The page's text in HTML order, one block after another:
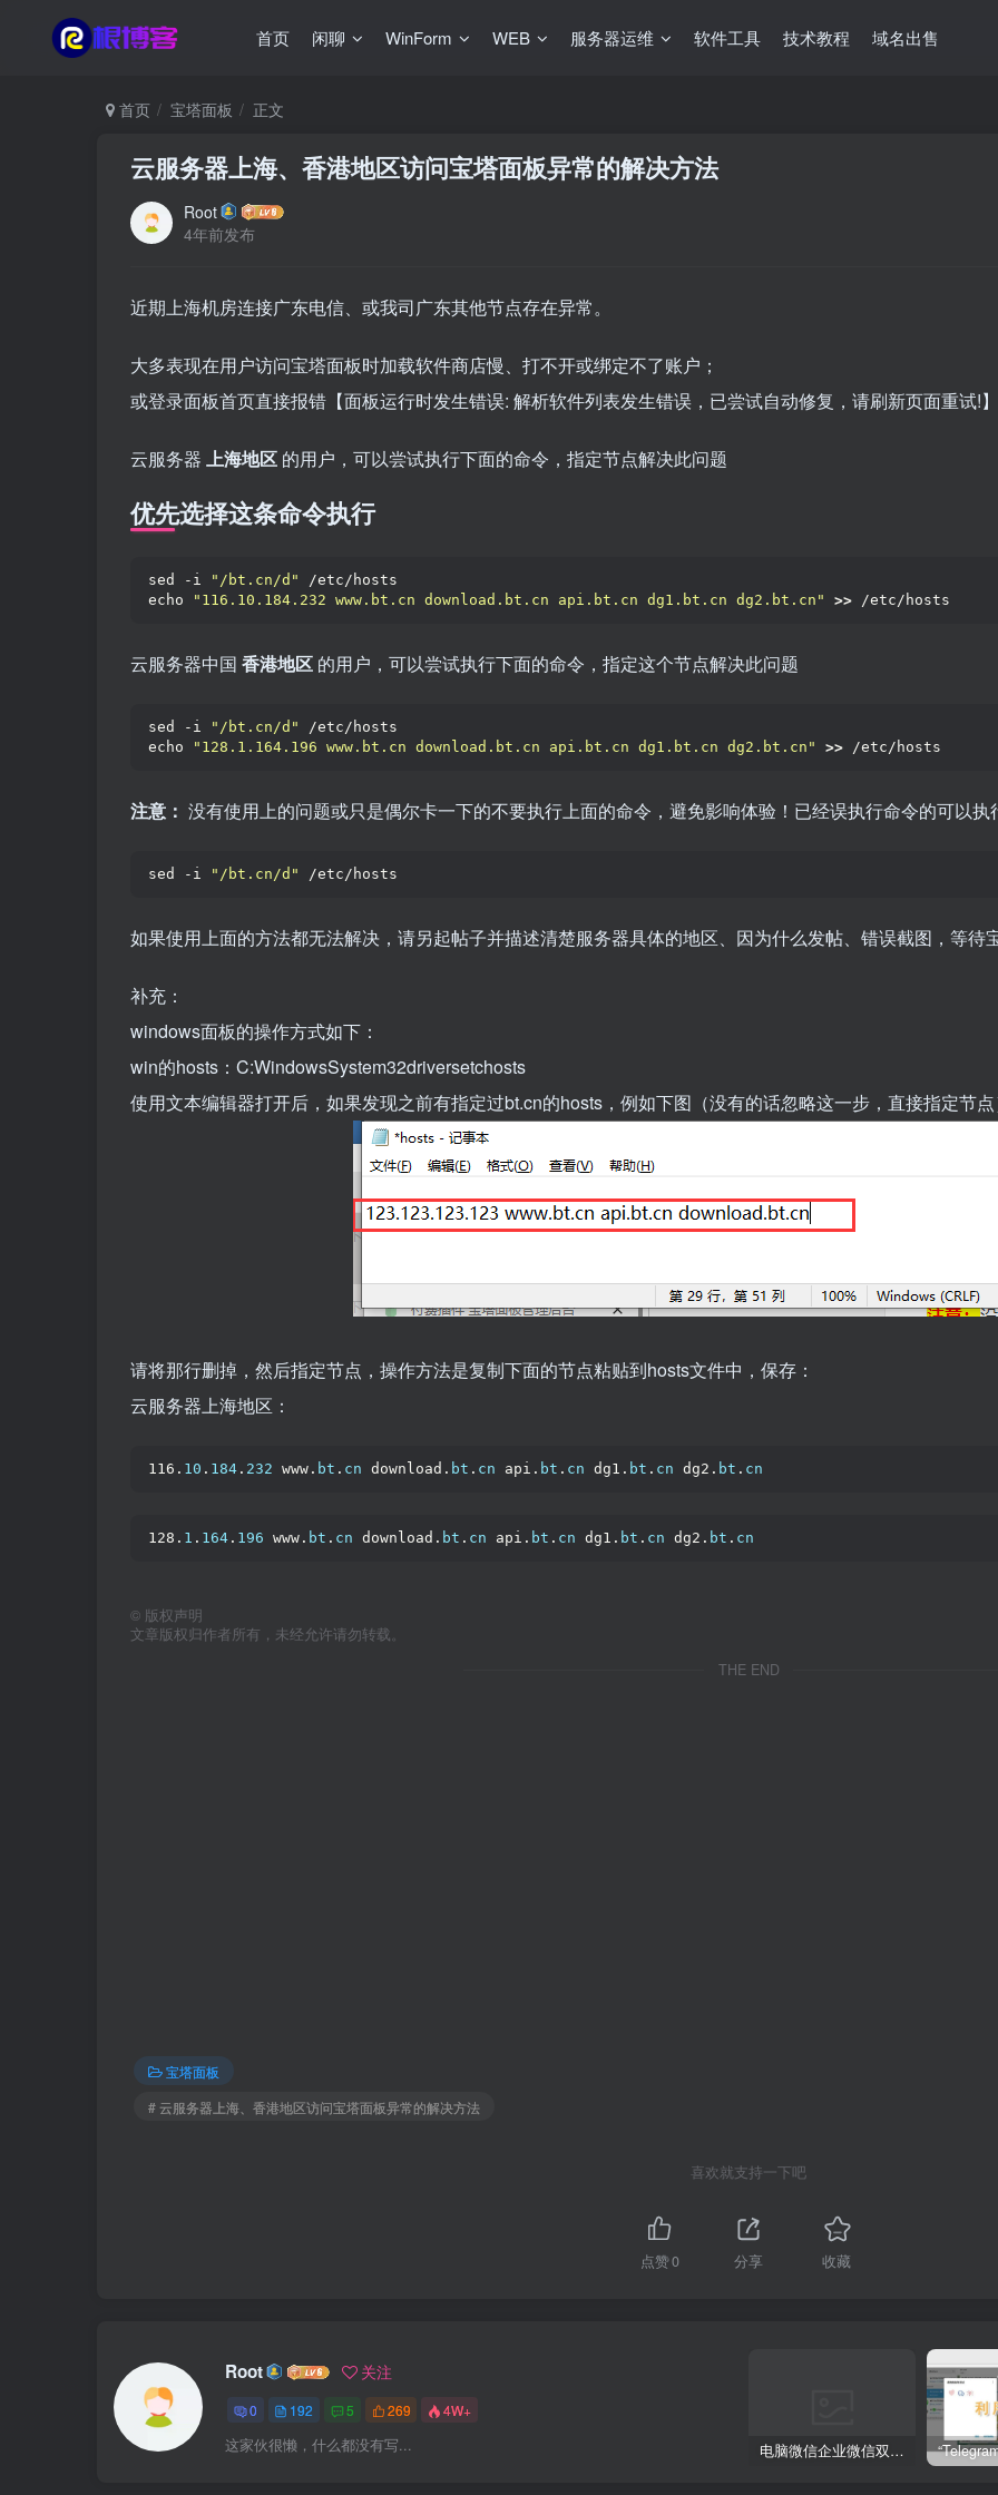
首页 闲聊 WinForm WEB 服务器运维 软件工具 技术教程 域名出售
首页 宝塔面板 正文
云服务器上海、香港地区访问宝塔面板异常的解决方法
Root
4年前发布
近期上海机房连接广东电信、或我司广东其他节点存在异常。
大多表现在用户访问宝塔面板时加载软件商店慢、打不开或绑定不了账户；
或登录面板首页直接报错【面板运行时发生错误: 解析软件列表发生错误，已尝试自动修复，请刷新页面重试!】
云服务器 上海地区 的用户，可以尝试执行下面的命令，指定节点解决此问题
优先选择这条命令执行
sed -i "/bt.cn/d"
/etc/hosts
echo
"116.10.184.232 www.bt.cn download.bt.cn api.bt.cn dg1.bt.cn dg2.bt.cn" >> /etc/hosts
云服务器中国 香港地区 的用户，可以尝试执行下面的命令，指定这个节点解决此问题
sed -i "/bt.cn/d"
/etc/hosts
echo
"128.1.164.196 www.bt.cn download.bt.cn api.bt.cn dg1.bt.cn dg2.bt.cn" >> /etc/hosts
注意： 没有使用上的问题或只是偶尔卡一下的不要执行上面的命令，避免影响体验！已经误执行命令的可以
sed -i "/bt.cn/d" /etc/hosts
如果使用上面的方法都无法解决，请另起帖子并描述清楚服务器具体的地区、因为什么发帖、错误截图，等待
补充：
windows面板的操作方式如下：
win的hosts：C:WindowsSystem32driversetchosts
使用文本编辑器打开后，如果发现之前有指定过bt.cn的hosts，例如下图（没有的话忽略这一步，直接指定节
请将那行删掉，然后指定节点，操作方法是复制下面的节点粘贴到hosts文件中，保存：
云服务器上海地区：
116. 10 . 184 . 232 www. bt . cn download. bt . cn api. bt . cn dg1. bt . cn dg2. bt . cn
128. 1 . 164 . 196 www. bt . cn download. bt . cn api. bt . cn dg1. bt . cn dg2. bt . cn
© 版权声明
文章版权归作者所有，未经允许请勿转载。
THE END
宝塔面板
# 云服务器上海、香港地区访问宝塔面板异常的解决方法
喜欢就支持一下吧
点赞0 分享 收藏
Root 关注
0 192 5 269 4W+
这家伙很懒，什么都没有写... 电脑微信企业微信双开/多开方法(最简单粗暴的解决方案)
登录
登录密码